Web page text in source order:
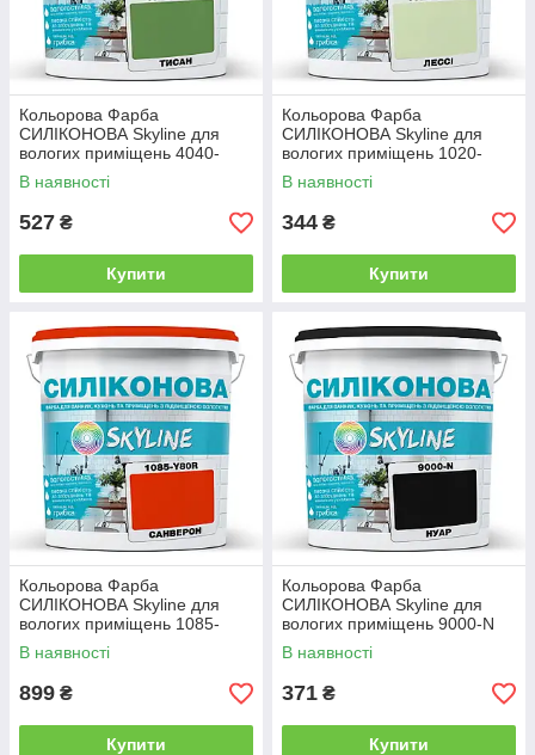
Кольорова Фарба
СИЛІКОНОВА Skyline для
вологих приміщень 4040-
G30Y (C) Тисан 1л
В наявності
527 ₴
Купити
Кольорова Фарба
СИЛІКОНОВА Skyline для
вологих приміщень 1020-
G40Y Лессі 1л
В наявності
344 ₴
Купити
Кольорова Фарба
СИЛІКОНОВА Skyline для
вологих приміщень 1085-
Y80R (C) Санверон 1л
В наявності
899 ₴
Купити
Кольорова Фарба
СИЛІКОНОВА Skyline для
вологих приміщень 9000-N
(C) Нуар 1л
В наявності
371 ₴
Купити